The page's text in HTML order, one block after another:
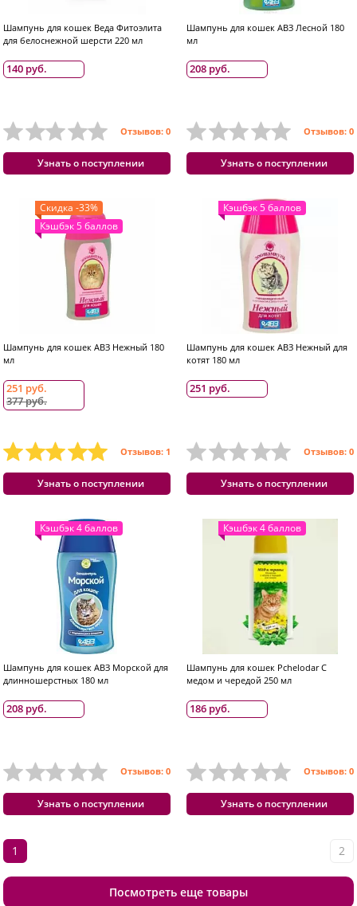
Шампунь для кошек Веда Фитоэлита
для белоснежной шерсти 220 мл
140 руб.
Отзывов: 0
Узнать о поступлении
Шампунь для кошек АВЗ Лесной 180
мл
208 руб.
Отзывов: 0
Узнать о поступлении
Скидка -33%
Кэшбэк 5 баллов
Шампунь для кошек АВЗ Нежный 180
мл
251 руб.
377 руб.
Отзывов: 1
Узнать о поступлении
Кэшбэк 5 баллов
Шампунь для кошек АВЗ Нежный для
котят 180 мл
251 руб.
Отзывов: 0
Узнать о поступлении
Кэшбэк 4 баллов
Шампунь для кошек АВЗ Морской для
длинношерстных 180 мл
208 руб.
Отзывов: 0
Узнать о поступлении
Кэшбэк 4 баллов
Шампунь для кошек Pchelodar С
медом и чередой 250 мл
186 руб.
Отзывов: 0
Узнать о поступлении
Посмотреть еще товары
1 2